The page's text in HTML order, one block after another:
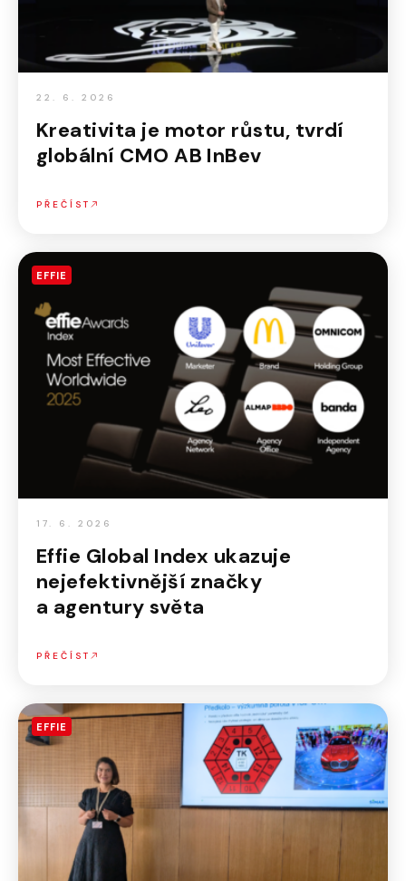
22. 6. 2026
Kreativita je motor růstu, tvrdí
globální CMO AB InBev
PŘEČÍST
EFFIE
17. 6. 2026
Effie Global Index ukazuje
nejefektivnější značky
a agentury světa
PŘEČÍST
EFFIE